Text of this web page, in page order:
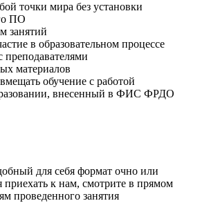
точки мира без установки
ПО
занятий
в образовательном процессе
преподавателями
материалов
обучение с работой
внесенный в ФИС ФРДО
для себя формат очно или
приехать к нам, смотрите в прямом
проведенного занятия